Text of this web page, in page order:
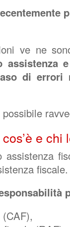
ve ne
assistenza
di errori
e chi
assistenza
fiscale.